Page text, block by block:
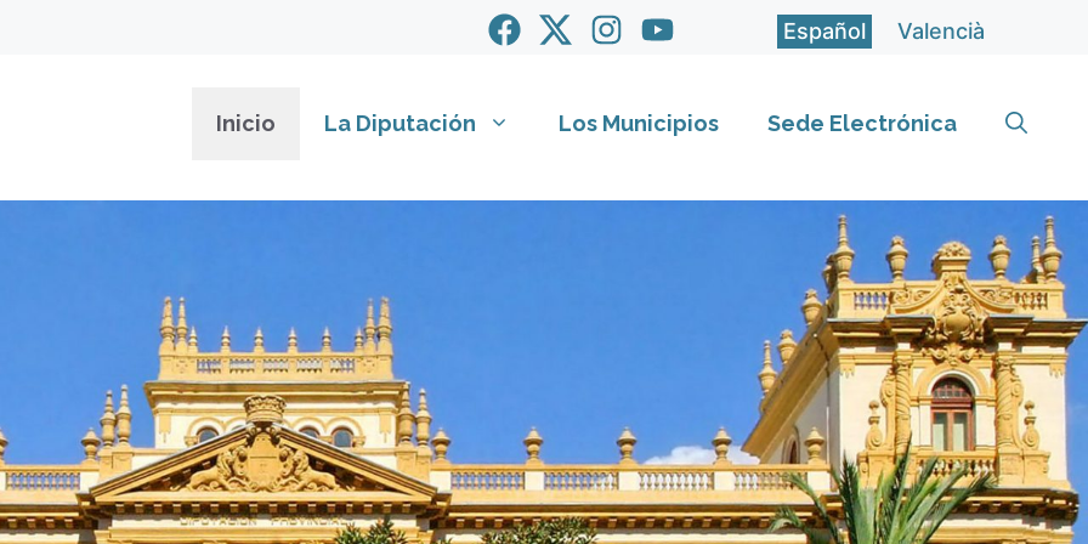
Español Valencià
Inicio La Diputación Los Municipios Sede Electrónica